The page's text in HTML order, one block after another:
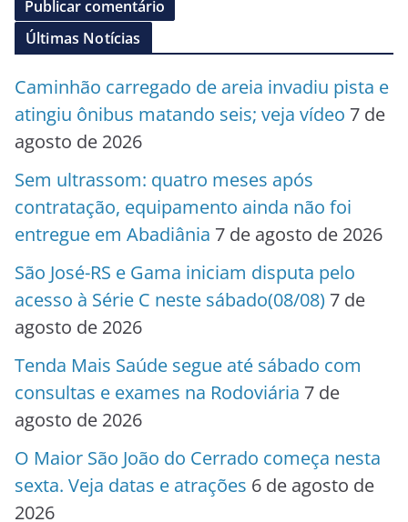
Últimas Notícias
Caminhão carregado de areia invadiu pista e
atingiu ônibus matando seis; veja vídeo 7 de
agosto de 2026
Sem ultrassom: quatro meses após
contratação, equipamento ainda não foi
entregue em Abadiânia 7 de agosto de 2026
São José-RS e Gama iniciam disputa pelo
acesso à Série C neste sábado(08/08) 7 de
agosto de 2026
Tenda Mais Saúde segue até sábado com
consultas e exames na Rodoviária 7 de
agosto de 2026
O Maior São João do Cerrado começa nesta
sexta. Veja datas e atrações 6 de agosto de
2026